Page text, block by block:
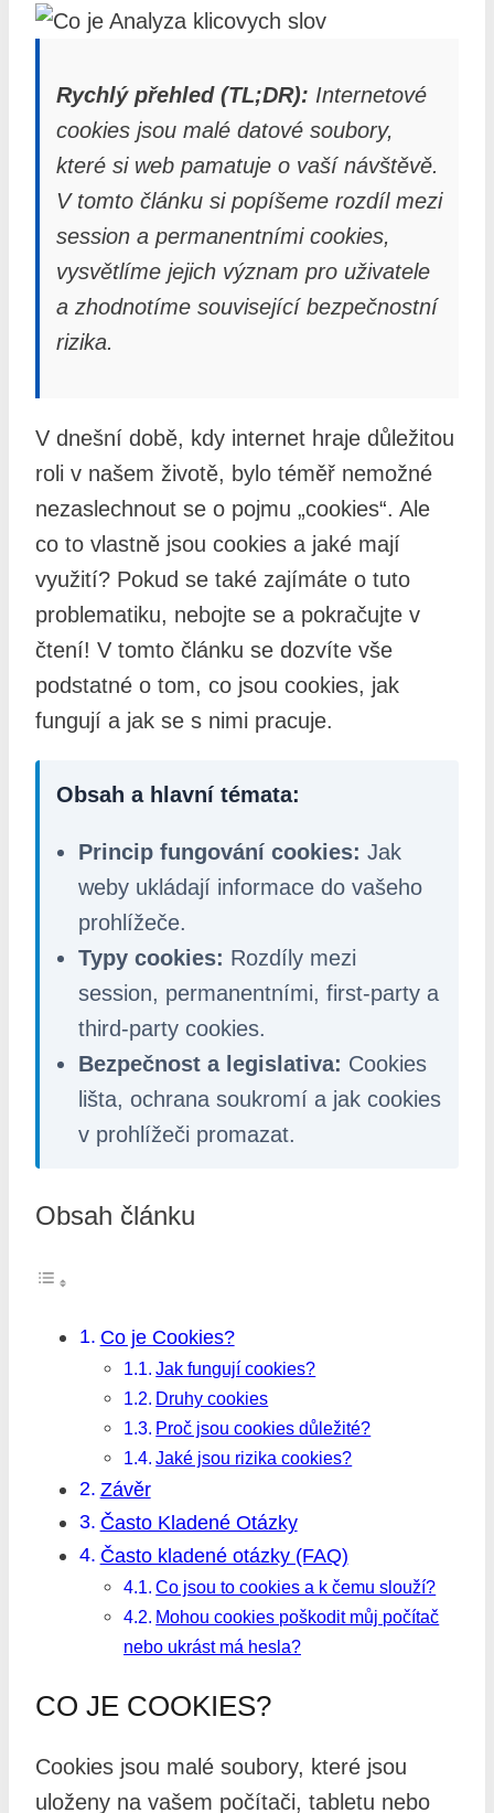
Rychlý přehled (TL;DR): Internetové
cookies jsou malé datové soubory,
které si web pamatuje o vaší návštěvě.
V tomto článku si popíšeme rozdíl mezi
session a permanentními cookies,
vysvětlíme jejich význam pro uživatele
a zhodnotíme související bezpečnostní
rizika.
V dnešní době, kdy internet hraje důležitou
roli v našem životě, bylo téměř nemožné
nezaslechnout se o pojmu „cookies“. Ale
co to vlastně jsou cookies a jaké mají
využití? Pokud se také zajímáte o tuto
problematiku, nebojte se a pokračujte v
čtení! V tomto článku se dozvíte vše
podstatné o tom, co jsou cookies, jak
fungují a jak se s nimi pracuje.
Obsah a hlavní témata:
Princip fungování cookies: Jak
weby ukládají informace do vašeho
prohlížeče.
Typy cookies: Rozdíly mezi
session, permanentními, first-party a
third-party cookies.
Bezpečnost a legislativa: Cookies
lišta, ochrana soukromí a jak cookies
v prohlížeči promazat.
Obsah článku
Co je Cookies?
Jak fungují cookies?
Druhy cookies
Proč jsou cookies důležité?
Jaké jsou rizika cookies?
Závěr
Často Kladené Otázky
Často kladené otázky (FAQ)
Co jsou to cookies a k čemu slouží?
Mohou cookies poškodit můj počítač
nebo ukrást má hesla?
CO JE COOKIES?
Cookies jsou malé soubory, které jsou
uloženy na vašem počítači, tabletu nebo